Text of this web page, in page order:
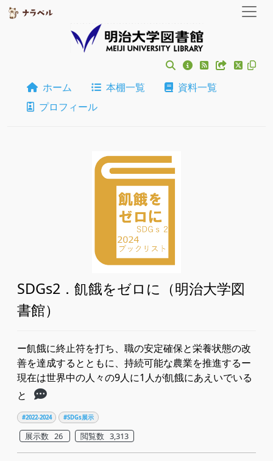
ホーム 本棚一覧
資料一覧
プロフィール
SDGs2．飢餓をゼロに（明治大学図
書館）
ー飢餓に終止符を打ち、職の安定確保と栄養状態の改
善を達成するとともに、持続可能な農業を推進するー
現在は世界中の人々の9人に1人が飢餓にあえいでいる
と
#2022-2024 #SDGs展示
展示数 26 閲覧数 3,313